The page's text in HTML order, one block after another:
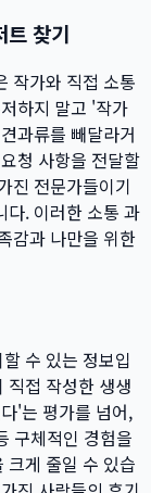
트 찾기
작가와 직접 소통
하지 말고 '작가
과류를 빼달라거
청 사항을 전달할
진 전문가들이기
다. 이러한 소통 과
감과 나만을 위한
수 있는 정보입
직접 작성한 생생
'는 평가를 넘어,
구체적인 경험을
크게 줄일 수 있습